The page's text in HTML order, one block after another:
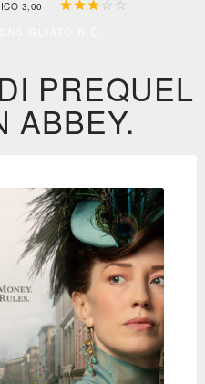
3,00   
PREQUEL
ABBEY.